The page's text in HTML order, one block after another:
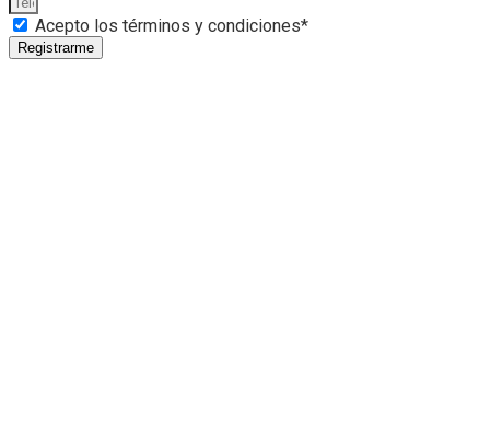
Acepto los términos y condiciones*
Registrarme